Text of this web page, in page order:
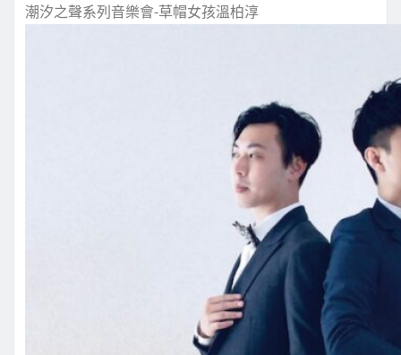
潮汐之聲系列音樂會-草帽女孩溫柏淳